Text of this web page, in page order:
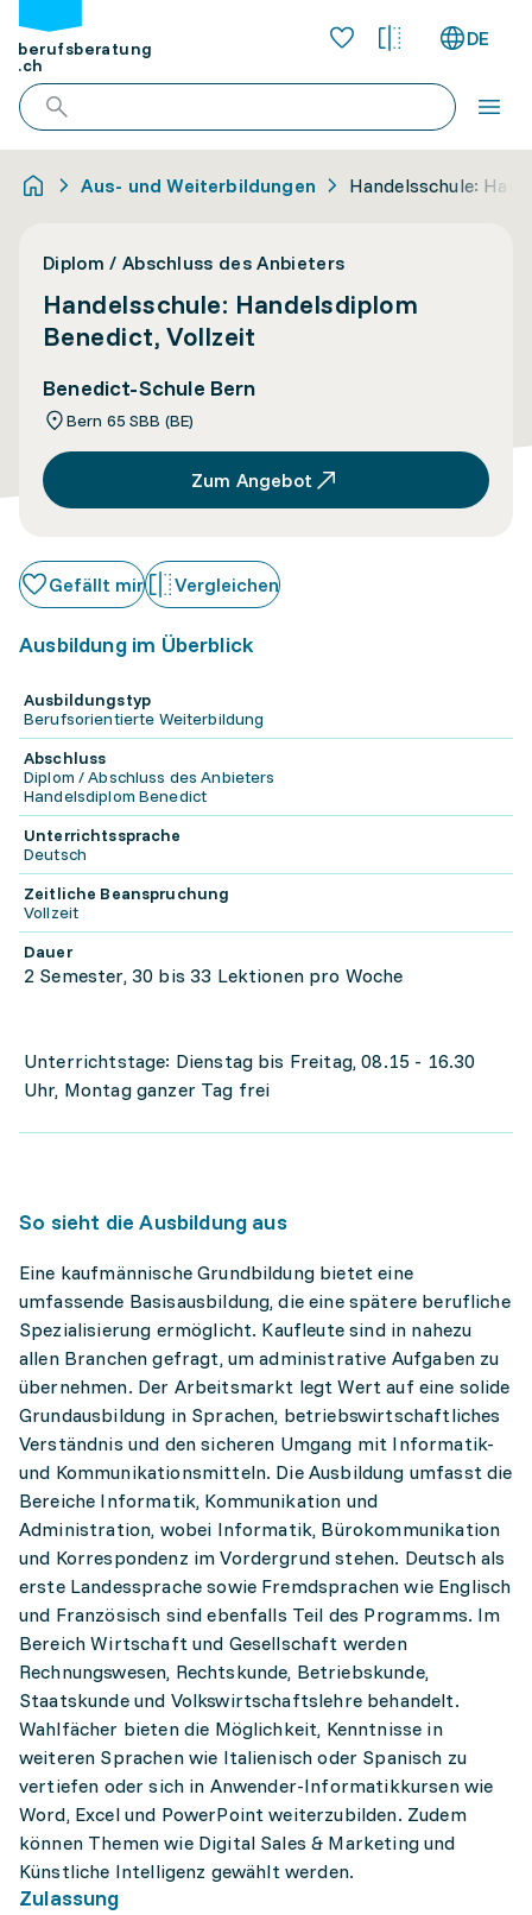
berufsberatung
.ch
DE
Aus- und Weiterbildungen Handelsschule:
Diplom / Abschluss des Anbieters
Handelsschule: Handelsdiplom
Benedict, Vollzeit
Benedict-Schule Bern
Bern 65 SBB (BE)
Zum Angebot
Gefällt mir Vergleichen
Ausbildung im Überblick
Ausbildungstyp
Berufsorientierte Weiterbildung
Abschluss
Diplom / Abschluss des Anbieters
Handelsdiplom Benedict
Unterrichtssprache
Deutsch
Zeitliche Beanspruchung
Vollzeit
Dauer
2 Semester, 30 bis 33 Lektionen pro Woche
Unterrichtstage: Dienstag bis Freitag, 08.15 - 16.30
Uhr, Montag ganzer Tag frei
So sieht die Ausbildung aus
Eine kaufmännische Grundbildung bietet eine
umfassende Basisausbildung, die eine spätere berufliche
Spezialisierung ermöglicht. Kaufleute sind in nahezu
allen Branchen gefragt, um administrative Aufgaben zu
übernehmen. Der Arbeitsmarkt legt Wert auf eine solide
Grundausbildung in Sprachen, betriebswirtschaftliches
Verständnis und den sicheren Umgang mit Informatik-
und Kommunikationsmitteln. Die Ausbildung umfasst die
Bereiche Informatik, Kommunikation und
Administration, wobei Informatik, Bürokommunikation
und Korrespondenz im Vordergrund stehen. Deutsch als
erste Landessprache sowie Fremdsprachen wie Englisch
und Französisch sind ebenfalls Teil des Programms. Im
Bereich Wirtschaft und Gesellschaft werden
Rechnungswesen, Rechtskunde, Betriebskunde,
Staatskunde und Volkswirtschaftslehre behandelt.
Wahlfächer bieten die Möglichkeit, Kenntnisse in
weiteren Sprachen wie Italienisch oder Spanisch zu
vertiefen oder sich in Anwender-Informatikkursen wie
Word, Excel und PowerPoint weiterzubilden. Zudem
können Themen wie Digital Sales & Marketing und
Künstliche Intelligenz gewählt werden.
Zulassung